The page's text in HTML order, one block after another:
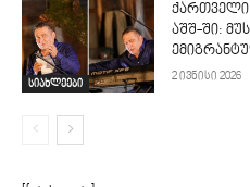
სიახლეები
ქართველი
აშშ-ში:
2 ივნისი 2026